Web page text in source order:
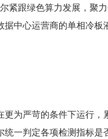
紧跟绿色算力发展，聚
中心运营商的单相冷
为严苛的条件下运行
一判定各项检测指标是